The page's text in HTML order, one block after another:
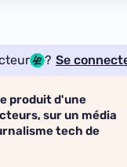
? Se
produit d'une
sur un média
tech de